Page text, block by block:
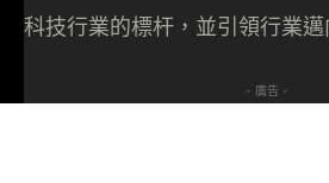
科技行業的標杆，並引領行業邁
- 廣告 -